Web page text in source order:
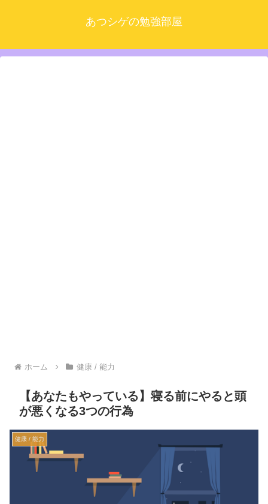
あつシゲの勉強部屋
ホーム 健康 / 能力
【あなたもやっている】寝る前にやると頭
が悪くなる3つの行為
健康 / 能力